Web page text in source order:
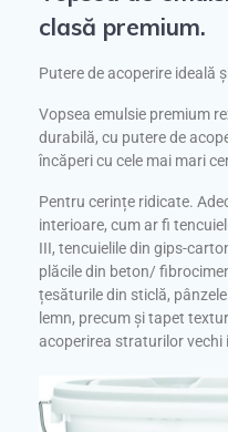
clasă premium.
Putere de acoperire ideală
Vopsea emulsie premium
durabilă, cu putere de
încăperi cu cele mai mari
Pentru cerințe ridicate.
interioare, cum ar fi
III, tencuielile din gips-
plăcile din beton/
țesăturile din sticlă,
lemn, precum și tapet
acoperirea straturilor vechi